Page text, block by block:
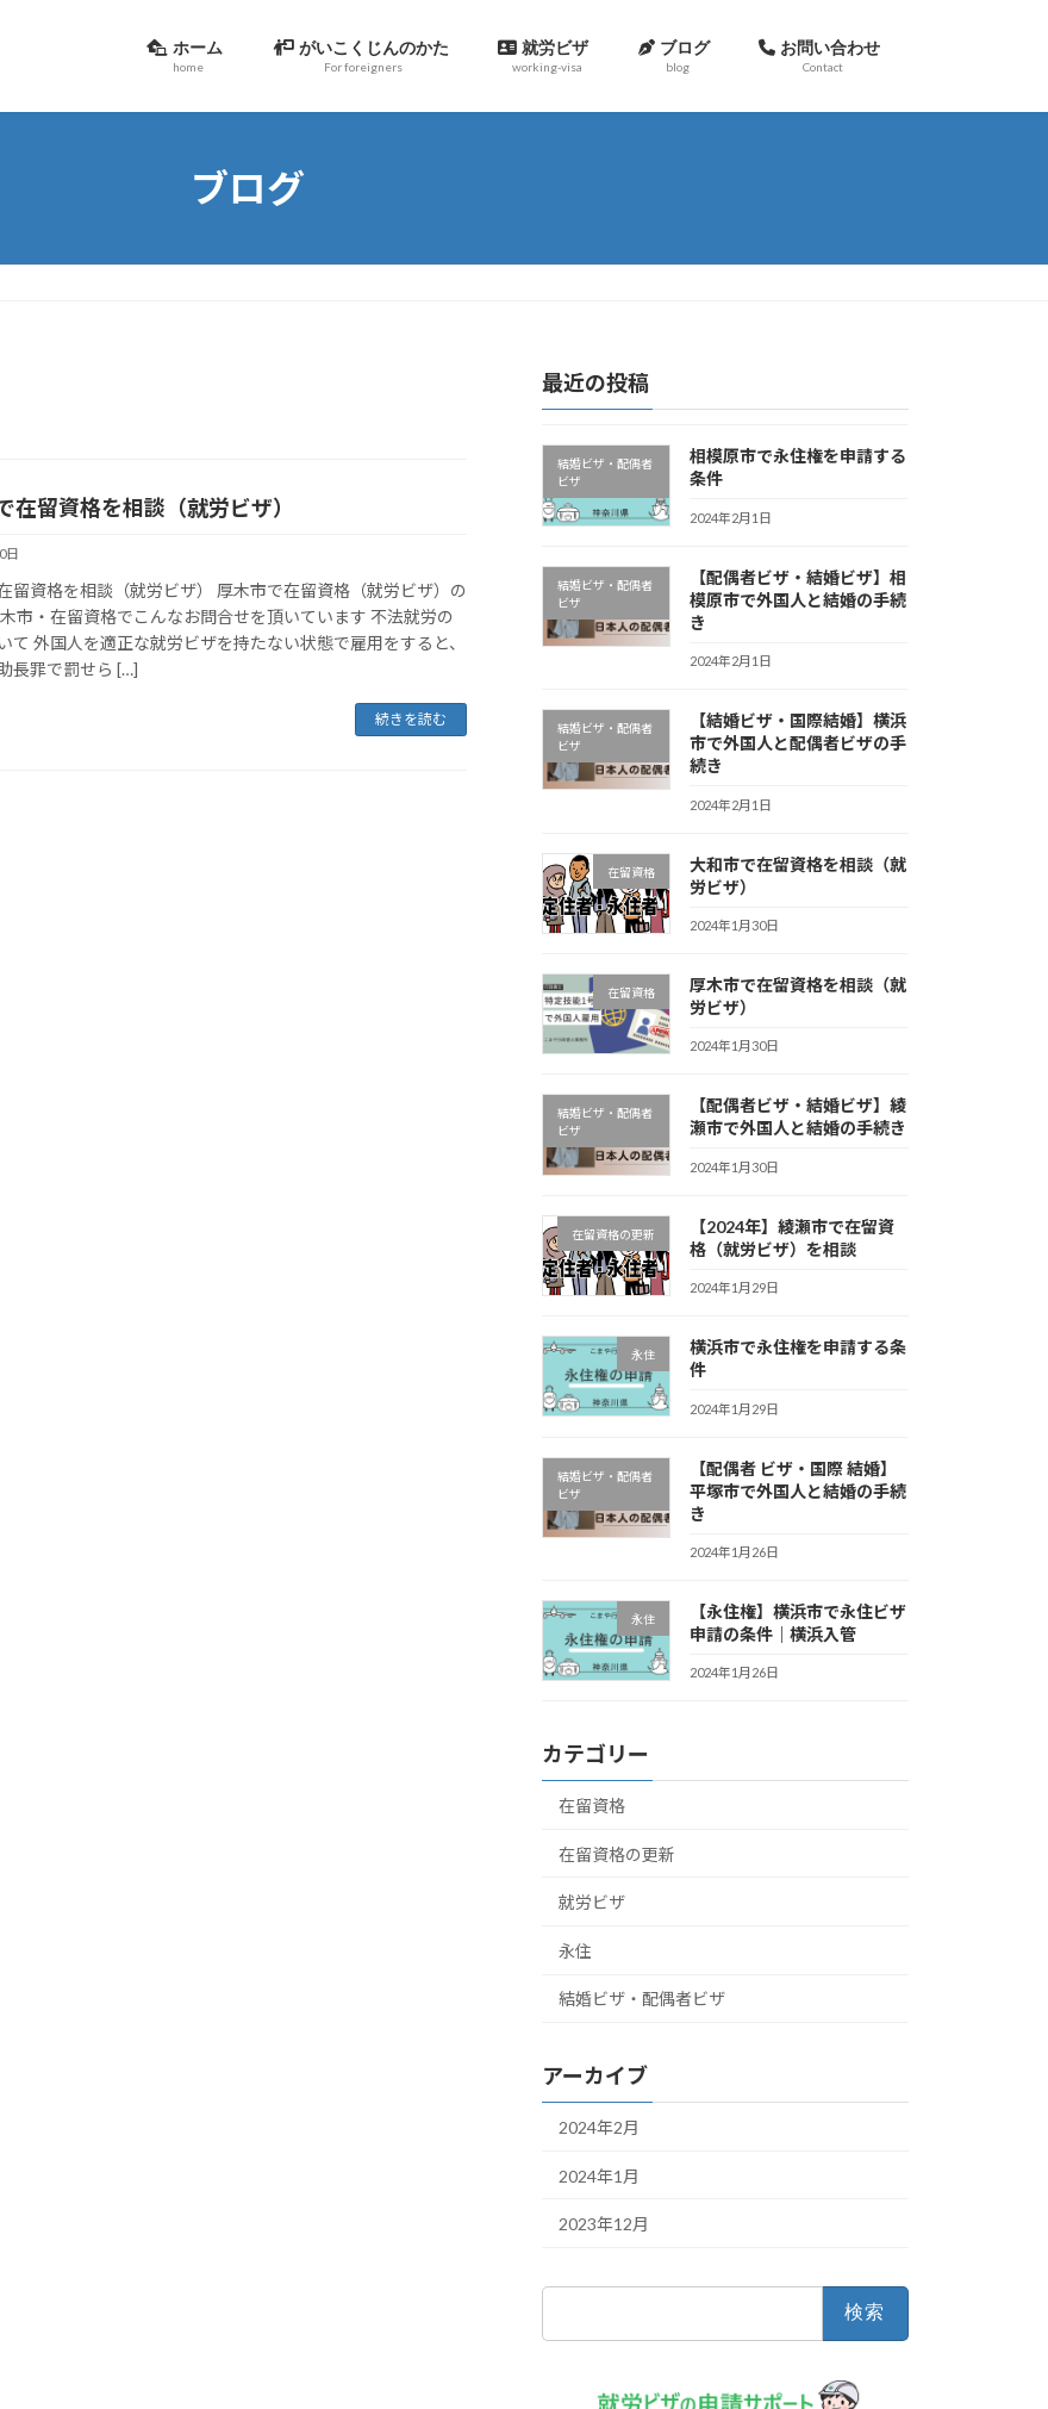
ホーム
home
がいこくじんのかた
For foreigners
就労ビザ
working-visa
ブログ
blog
お問い合わせ
Contact
会社概要
ブログ
在留資格を相談（就労ビザ）
日
留資格を相談（就労ビザ） 厚木市で在留資格（就労ビザ）の
市・在留資格でこんなお問合せを頂いています 不法就労の
て 外国人を適正な就労ビザを持たない状態で雇用をすると、
長罪で罰せら […]
続きを読む
最近の投稿
結婚ビザ・配偶者
ビザ
相模原市で永住権を申請する
条件
2024年2月1日
結婚ビザ・配偶者
ビザ
【配偶者ビザ・結婚ビザ】相
模原市で外国人と結婚の手続
き
2024年2月1日
結婚ビザ・配偶者
ビザ
【結婚ビザ・国際結婚】横浜
市で外国人と配偶者ビザの手
続き
2024年2月1日
在留資格
大和市で在留資格を相談（就
労ビザ）
2024年1月30日
在留資格
厚木市で在留資格を相談（就
労ビザ）
2024年1月30日
結婚ビザ・配偶者
ビザ
【配偶者ビザ・結婚ビザ】綾
瀬市で外国人と結婚の手続き
2024年1月30日
在留資格の更新
【2024年】綾瀬市で在留資
格（就労ビザ）を相談
2024年1月29日
永住
横浜市で永住権を申請する条
件
2024年1月29日
結婚ビザ・配偶者
ビザ
【配偶者 ビザ・国際 結婚】
平塚市で外国人と結婚の手続
き
2024年1月26日
永住
【永住権】横浜市で永住ビザ
申請の条件｜横浜入管
2024年1月26日
カテゴリー
在留資格
在留資格の更新
就労ビザ
永住
結婚ビザ・配偶者ビザ
アーカイブ
2024年2月
2024年1月
2023年12月